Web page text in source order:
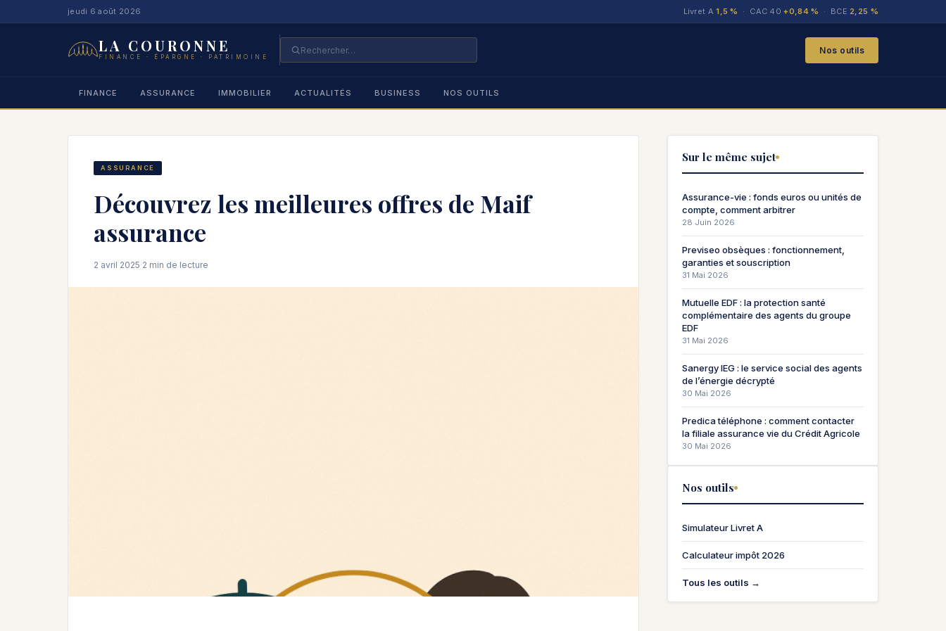
jeudi 6 août 2026 Livret A1,5 % · CAC 40+0,84 % · BCE 2,25 %
LA COURONNE
FINANCE · ÉPARGNE · PATRIMOINE
Nos outils
FINANCE ASSURANCE IMMOBILIER ACTUALITÉS BUSINESS NOS OUTILS
ASSURANCE
Découvrez les meilleures offres de Maif
assurance
2 avril 2025·2 min de lecture
Sur le même sujet
Assurance-vie : fonds euros ou unités de
compte, comment arbitrer
28 Juin 2026
Previseo obsèques : fonctionnement,
garanties et souscription
31 Mai 2026
Mutuelle EDF : la protection santé
complémentaire des agents du groupe
EDF
31 Mai 2026
Sanergy IEG : le service social des agents
de l’énergie décrypté
30 Mai 2026
Predica téléphone : comment contacter
la filiale assurance vie du Crédit Agricole
30 Mai 2026
Nos outils
Simulateur Livret A
Calculateur impôt 2026
Tous les outils →